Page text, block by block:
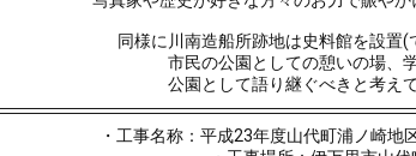
同様に川南造船所跡地は史料館を設置(
市民の公園としての憩いの場、
公園として語り継ぐべきと考え
・工事名称：平成23年度山代町浦ノ崎地